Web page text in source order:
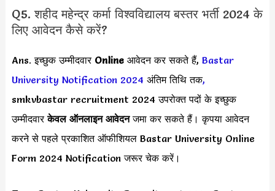
Q5. शहीद महेन्द्र कर्मा विश्वविद्यालय बस्तर भर्ती 2024 के
लिए आवेदन कैसे करें?
Ans. इच्छुक उम्मीदवार Online आवेदन कर सकते हैं, Bastar
University Notification 2024 अंतिम तिथि तक,
smkvbastar recruitment 2024 उपरोक्त पदों के इच्छुक
उम्मीदवारकेवल ऑनलाइन आवेदनजमा कर सकते हैं। कृपया आवेदन
करने से पहले प्रकाशित ऑफीशियल Bastar University Online
Form 2024 Notification जरूर चेक करें।